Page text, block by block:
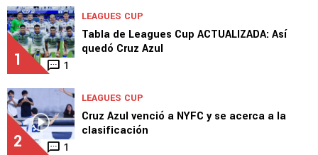
1 1
LEAGUES CUP
Tabla de Leagues Cup ACTUALIZADA: Así
quedó Cruz Azul
2 1
LEAGUES CUP
Cruz Azul venció a NYFC y se acerca a la
clasificación